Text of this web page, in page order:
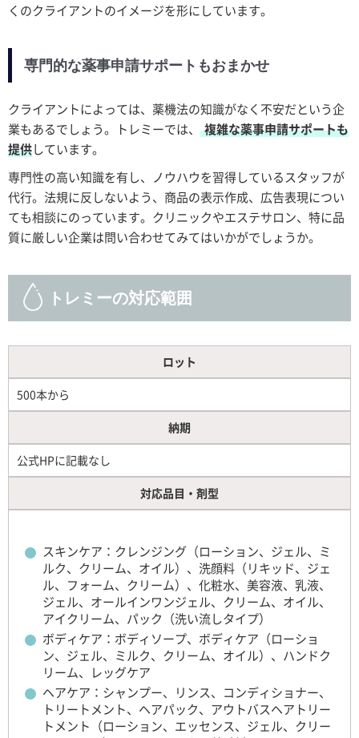
くのクライアントのイメージを形にしています。
専門的な薬事申請サポートもおまかせ
クライアントによっては、薬機法の知識がなく不安だという企
業もあるでしょう。トレミーでは、
複雑な薬事申請サポートも
提供しています。
専門性の高い知識を有し、ノウハウを習得しているスタッフが
代行。法規に反しないよう、商品の表示作成、広告表現につい
ても相談にのっています。クリニックやエステサロン、特に品
質に厳しい企業は問い合わせてみてはいかがでしょうか。
トレミーの対応範囲
ロット
500本から
納期
公式HPに記載なし
対応品目・剤型
スキンケア：クレンジング（ローション、ジェル、ミ
ルク、クリーム、オイル）、洗顔料（リキッド、ジェ
ル、フォーム、クリーム）、化粧水、美容液、乳液、
ジェル、オールインワンジェル、クリーム、オイル、
アイクリーム、パック（洗い流しタイプ）
ボディケア：ボディソープ、ボディケア（ローショ
ン、ジェル、ミルク、クリーム、オイル）、ハンドク
リーム、レッグケア
ヘアケア：シャンプー、リンス、コンディショナー、
トリートメント、ヘアパック、アウトバスヘアトリー
トメント（ローション、エッセンス、ジェル、クリー